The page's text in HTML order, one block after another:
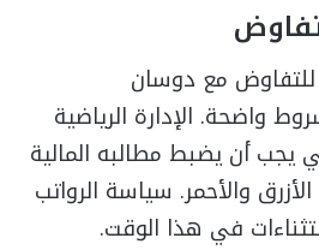
مع دوسان
واضحة. الإدارة الرياضية
يجب أن يضبط مطالبه المالية
والأحمر. سياسة الرواتب
في هذا الوقت.